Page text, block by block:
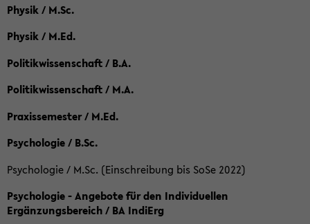
Physik / M.Sc.
Physik / M.Ed.
Politikwissenschaft / B.A.
Politikwissenschaft / M.A.
Praxissemester / M.Ed.
Psychologie / B.Sc.
Psychologie / M.Sc. (Einschreibung bis SoSe 2022)
Psychologie - Angebote für den Individuellen
Ergänzungsbereich / BA IndiErg